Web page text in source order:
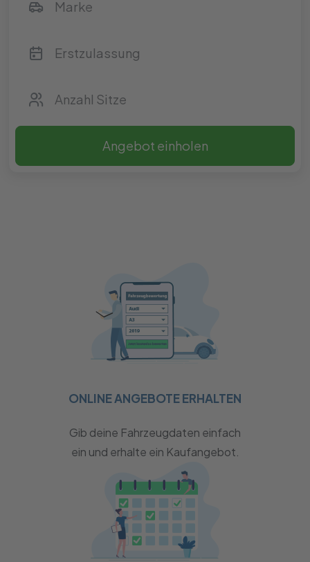
Angebot einholen
ONLINE ANGEBOTE ERHALTEN
Gib deine Fahrzeugdaten einfach
ein und erhalte ein Kaufangebot.